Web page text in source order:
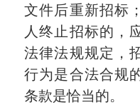
文件后重新招标
人终止招标的，
法律法规规定，
行为是合法合规
条款是恰当的。